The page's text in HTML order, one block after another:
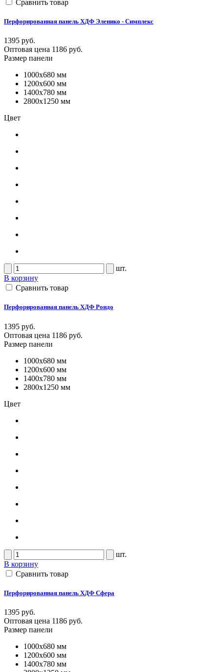
Сравнить товар
Перфорированная панель ХДФ Эленико - Симплекс
1395 руб.
Оптовая цена 1186 руб.
Размер панели
1000x680 мм
1200x600 мм
1400x780 мм
2800x1250 мм
Цвет
шт.
В корзину
Сравнить товар
Перфорированная панель ХДФ Рондо
1395 руб.
Оптовая цена 1186 руб.
Размер панели
1000x680 мм
1200x600 мм
1400x780 мм
2800x1250 мм
Цвет
шт.
В корзину
Сравнить товар
Перфорированная панель ХДФ Сфера
1395 руб.
Оптовая цена 1186 руб.
Размер панели
1000x680 мм
1200x600 мм
1400x780 мм